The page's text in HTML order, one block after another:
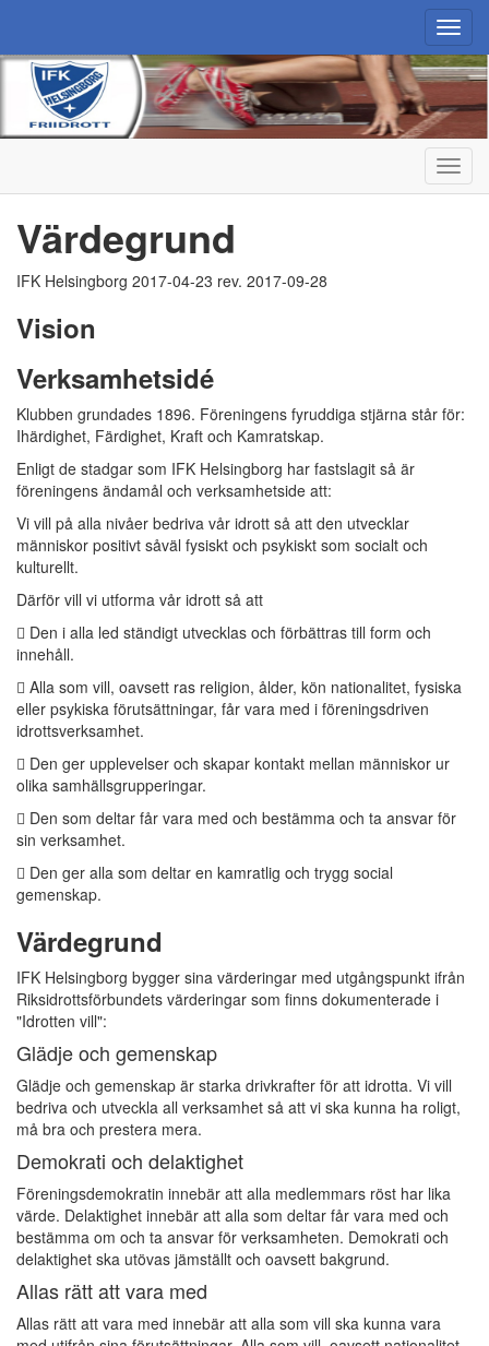
Värdegrund
IFK Helsingborg 2017-04-23 rev. 2017-09-28
Vision
Verksamhetsidé
Klubben grundades 1896. Föreningens fyruddiga stjärna står för:
Ihärdighet, Färdighet, Kraft och Kamratskap.
Enligt de stadgar som IFK Helsingborg har fastslagit så är
föreningens ändamål och verksamhetside att:
Vi vill på alla nivåer bedriva vår idrott så att den utvecklar
människor positivt såväl fysiskt och psykiskt som socialt och
kulturellt.
Därför vill vi utforma vår idrott så att
 Den i alla led ständigt utvecklas och förbättras till form och
innehåll.
 Alla som vill, oavsett ras religion, ålder, kön nationalitet, fysiska
eller psykiska förutsättningar, får vara med i föreningsdriven
idrottsverksamhet.
 Den ger upplevelser och skapar kontakt mellan människor ur
olika samhällsgrupperingar.
 Den som deltar får vara med och bestämma och ta ansvar för
sin verksamhet.
 Den ger alla som deltar en kamratlig och trygg social
gemenskap.
Värdegrund
IFK Helsingborg bygger sina värderingar med utgångspunkt ifrån
Riksidrottsförbundets värderingar som finns dokumenterade i
"Idrotten vill":
Glädje och gemenskap
Glädje och gemenskap är starka drivkrafter för att idrotta. Vi vill
bedriva och utveckla all verksamhet så att vi ska kunna ha roligt,
må bra och prestera mera.
Demokrati och delaktighet
Föreningsdemokratin innebär att alla medlemmars röst har lika
värde. Delaktighet innebär att alla som deltar får vara med och
bestämma om och ta ansvar för verksamheten. Demokrati och
delaktighet ska utövas jämställt och oavsett bakgrund.
Allas rätt att vara med
Allas rätt att vara med innebär att alla som vill ska kunna vara